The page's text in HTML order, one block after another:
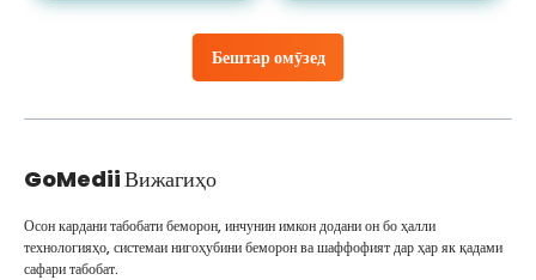
Бештар омӯзед
GoMediiВижагиҳо
Осон кардани табобати беморон, инчунин имкон додани он бо ҳалли
технологияҳо, системаи нигоҳубини беморон ва шаффофият дар ҳар як қадами
сафари табобат.